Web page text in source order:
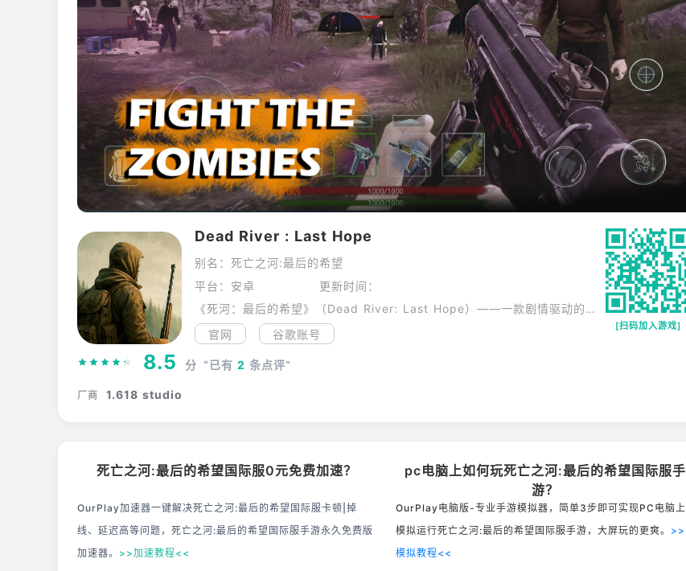
Dead River : Last Hope
别名：死亡之河:最后的希望
平台：安卓
更新时间：
《死河：最后的希望》（Dead River: Last Hope）——一款剧情驱动的僵尸生存射击游戏，将你直接投身于一场致命疫情爆发的核心地带。
官网
谷歌账号
[扫码加入游戏]
8.5 分 “已有 2 条点评”
厂商 1.618 studio
死亡之河:最后的希望国际服0元免费加速？
OurPlay加速器一键解决死亡之河:最后的希望国际服卡顿|掉
线、延迟高等问题，死亡之河:最后的希望国际服手游永久免费版
加速器。 >>加速教程<<
pc电脑上如何玩死亡之河:最后的希望国际服手
游？
OurPlay电脑版-专业手游模拟器，简单3步即可实现PC电脑上
模拟运行死亡之河:最后的希望国际服手游，大屏玩的更爽。 >>
模拟教程<<